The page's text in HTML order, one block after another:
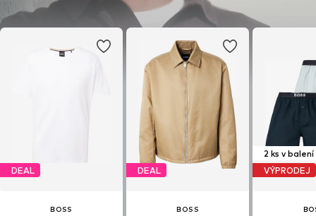
DEAL
BOSS
DEAL
BOSS
2 ks v balení
VÝPRODEJ